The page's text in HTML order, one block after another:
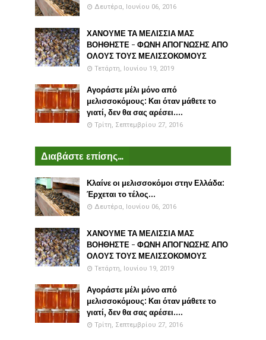
Δευτέρα, Ιουνίου 06, 2016
ΧΑΝΟΥΜΕ ΤΑ ΜΕΛΙΣΣΙΑ ΜΑΣ
ΒΟΗΘΗΣΤΕ - ΦΩΝΗ ΑΠΟΓΝΩΣΗΣ ΑΠΟ
ΟΛΟΥΣ ΤΟΥΣ ΜΕΛΙΣΣΟΚΟΜΟΥΣ
Τετάρτη, Ιουνίου 19, 2019
Αγοράστε μέλι μόνο από
μελισσοκόμους: Και όταν μάθετε το
γιατί, δεν θα σας αρέσει....
Τρίτη, Σεπτεμβρίου 27, 2016
Διαβάστε επίσης...
Κλαίνε οι μελισσοκόμοι στην Ελλάδα:
Έρχεται το τέλος...
Δευτέρα, Ιουνίου 06, 2016
ΧΑΝΟΥΜΕ ΤΑ ΜΕΛΙΣΣΙΑ ΜΑΣ
ΒΟΗΘΗΣΤΕ - ΦΩΝΗ ΑΠΟΓΝΩΣΗΣ ΑΠΟ
ΟΛΟΥΣ ΤΟΥΣ ΜΕΛΙΣΣΟΚΟΜΟΥΣ
Τετάρτη, Ιουνίου 19, 2019
Αγοράστε μέλι μόνο από
μελισσοκόμους: Και όταν μάθετε το
γιατί, δεν θα σας αρέσει....
Τρίτη, Σεπτεμβρίου 27, 2016